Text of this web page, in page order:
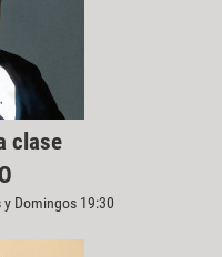
clase
Domingos 19:30